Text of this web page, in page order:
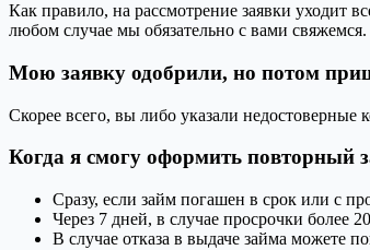
Как правило, на рассмотрение заявки уходит
любом случае мы обязательно с вами свяжемся.
Мою заявку одобрили, но потом
Скорее всего, вы либо указали недостоверные
Когда я смогу оформить повторный
Сразу, если займ погашен в срок или с
Через 7 дней, в случае просрочки более
В случае отказа в выдаче займа можете